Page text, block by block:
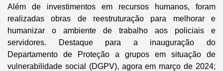
Além de investimentos em recursos humanos, foram
realizadas obras de reestruturação para melhorar e
humanizar o ambiente de trabalho aos policiais e
servidores. Destaque para a inauguração do
Departamento de Proteção a grupos em situação de
vulnerabilidade social (DGPV), agora em março de 2024;